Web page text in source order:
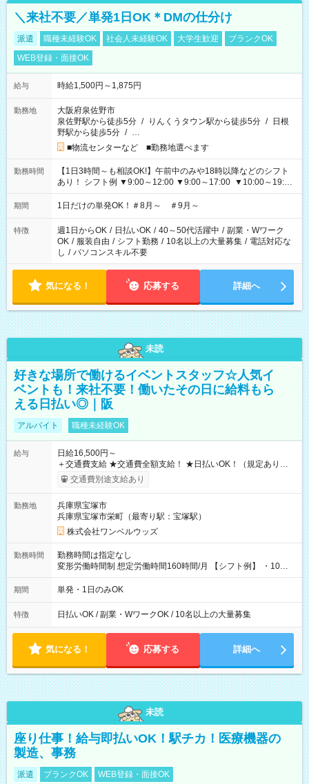
＼来社不要／単発1日OK＊DMの仕分け
派遣 職種未経験OK 社会人未経験OK 大学生歓迎
ブランクOK
WEB登録・面接OK
給与 時給1,500円～1,875円
勤務地
大阪府泉佐野市
泉佐野駅から徒歩5分 / りんくうタウン駅から徒歩5分 / 日根
野駅から徒歩5分 / …
■物流センターなど ■勤務地選べます
勤務時間
【1日3時間～も相談OK!】午前中のみや18時以降などのシフト
あり！ シフト例 ▼9:00～12:00 ▼9:00～17:00 ▼10:00～19:00
▼18:00～21:00
期間 1日だけの単発OK！＃8月～ ＃9月～
特徴 週1日からOK / 日払いOK / 40～50代活躍中 / 副業・Wワーク
OK / 服装自由 / シフト勤務 / 10名以上の大量募集 / 電話対応な
し / パソコンスキル不要
気になる！ 応募する 詳細へ
未読
好きな場所で働けるイベントスタッフ☆人気イ
ベントも！来社不要！働いたその日に給料もら
える日払い◎｜阪
アルバイト 職種未経験OK
給与
日給16,500円～
＋交通費支給 ★交通費全額支給！ ★日払いOK！（規定あり） ┗
働いたその日に現金GET♪ お仕事後はコンビニATMから 日払
交通費別途支給あり
勤務地
兵庫県宝塚市
兵庫県宝塚市栄町（最寄り駅：宝塚駅）
株式会社ワンベルウッズ
勤務時間
勤務時間は指定なし
変形労働時間制 想定労働時間160時間/月 【シフト例】 ・10：
00～20：00
期間 単発・1日のみOK
特徴 日払いOK / 副業・WワークOK / 10名以上の大量募集
気になる！ 応募する 詳細へ
未読
座り仕事！給与即払いOK！駅チカ！医療機器の
製造、事務
派遣 ブランクOK WEB登録・面接OK